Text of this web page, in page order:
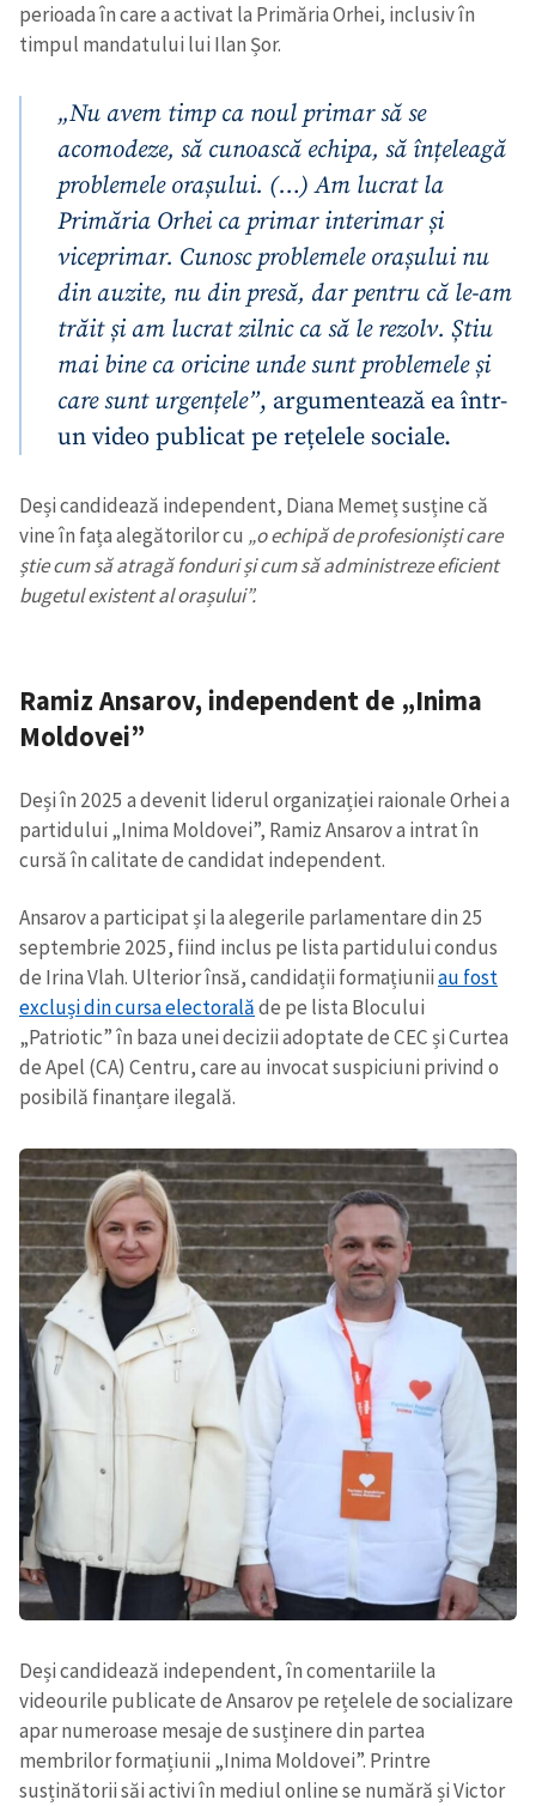
perioada în care a activat la Primăria Orhei, inclusiv în
timpul mandatului lui Ilan Șor.
„Nu avem timp ca noul primar să se
acomodeze, să cunoască echipa, să înțeleagă
problemele orașului. (…) Am lucrat la
Primăria Orhei ca primar interimar și
viceprimar. Cunosc problemele orașului nu
din auzite, nu din presă, dar pentru că le-am
trăit și am lucrat zilnic ca să le rezolv. Știu
mai bine ca oricine unde sunt problemele și
care sunt urgențele”, argumentează ea într-
un video publicat pe rețelele sociale.
Deși candidează independent, Diana Memeț susține că
vine în fața alegătorilor cu „o echipă de profesioniști care
știe cum să atragă fonduri și cum să administreze eficient
bugetul existent al orașului”.
Ramiz Ansarov, independent de „Inima
Moldovei”
Deși în 2025 a devenit liderul organizației raionale Orhei a
partidului „Inima Moldovei”, Ramiz Ansarov a intrat în
cursă în calitate de candidat independent.
Ansarov a participat și la alegerile parlamentare din 25
septembrie 2025, fiind inclus pe lista partidului condus
de Irina Vlah. Ulterior însă, candidații formațiuniiau fost
excluși din cursa electoralăde pe lista Blocului
„Patriotic” în baza unei decizii adoptate de CEC și Curtea
de Apel (CA) Centru, care au invocat suspiciuni privind o
posibilă finanțare ilegală.
Deși candidează independent, în comentariile la
videourile publicate de Ansarov pe rețelele de socializare
apar numeroase mesaje de susținere din partea
membrilor formațiunii „Inima Moldovei”. Printre
susținătorii săi activi în mediul online se numără și Victor